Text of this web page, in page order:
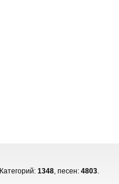
Категорий: 1348, песен: 4803.